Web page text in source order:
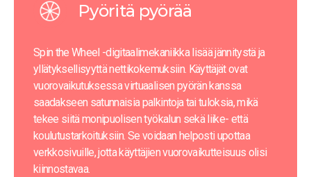
Pyöritä pyörää
Spin the Wheel -digitaalimekaniikka lisää jännitystä ja
yllätyksellisyyttä nettikokemuksiin. Käyttäjät ovat
vuorovaikutuksessa virtuaalisen pyörän kanssa
saadakseen satunnaisia palkintoja tai tuloksia, mikä
tekee siitä monipuolisen työkalun sekä liike- että
koulutustarkoituksiin. Se voidaan helposti upottaa
verkkosivuille, jotta käyttäjien vuorovaikutteisuus olisi
kiinnostavaa.